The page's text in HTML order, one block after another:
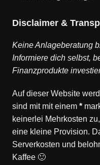
Disclaimer &
Keine Anlageberatung
Informiere dich selbst,
Finanzprodukte
Auf dieser Website
sind mit mit einem *
keinerlei Mehrkosten
eine kleine Provision.
Serverkosten und
Kaffee 🙂